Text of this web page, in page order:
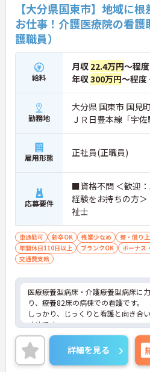
【大分県国東市】地域に
お仕事！介護医療院の看
護職員）
給料
月収 22.4万円～程
年収300万円～程度
勤務地
大分県 国東市 国見
ＪＲ日豊本線「宇
雇用形態 正社員(正職員)
応募要件
■資格不問 ＜歓迎：以下の資格・スキル・
経験をお持ちの方
祉士
車通勤可 新卒OK 残業少なめ 寮・借り
年間休日110日以上
ブランクOK ボーナス
交通費支給
医療療養型病床・介護療養型病床に
り、療養82床の病棟での看護です。
しっかり、じっくりと看護と向き合
すめです。
地域に密着した病院として地元に根
供しています。詳細を見る